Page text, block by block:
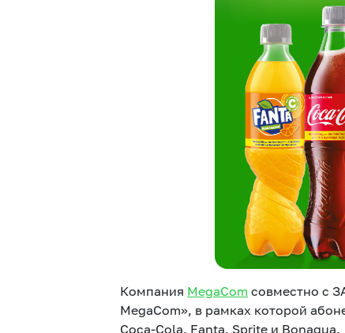
Компания MegaCom совместно с
MegaCom», в рамках которой
Coca-Cola, Fanta, Sprite и Bonaqua.